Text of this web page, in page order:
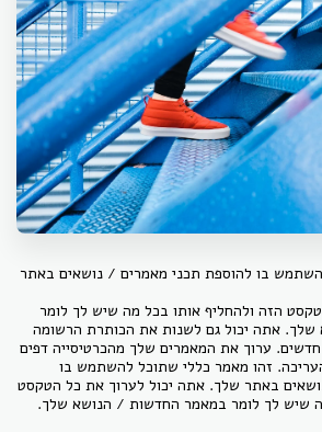
בו להוספת תכני מאמרים / נושאים באתר
הזה ולהחליף אותו בכל מה שיש לך לומר
אתה יכול גם לשנות את הכותרת הרשומה
חדשים. ערוך את המאמרים שלך מהכרטיסייה דפים
זהו מאמר כללי שתוכל להשתמש בו
באתר שלך. אתה יכול לערוך את כל הטקסט
שיש לך לומר במאמר החדשות / הנושא שלך.